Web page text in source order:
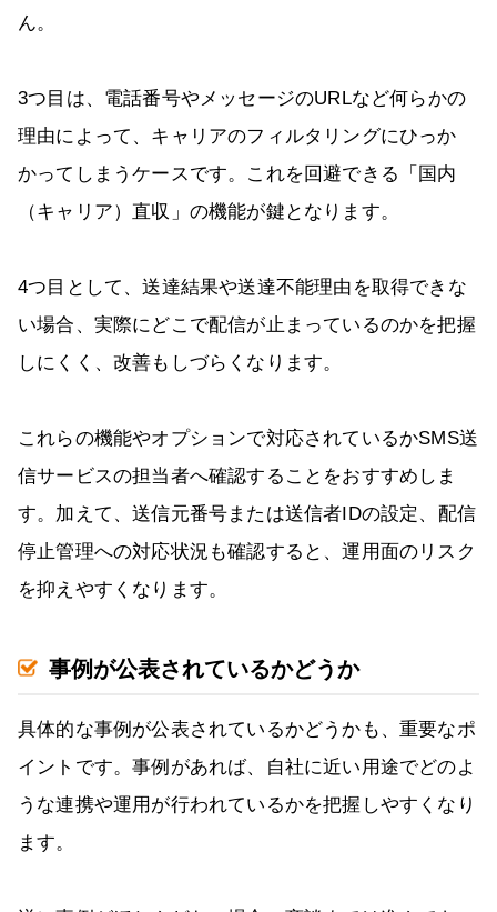
ん。
3つ目は、電話番号やメッセージのURLなど何らかの
理由によって、キャリアのフィルタリングにひっか
かってしまうケースです。これを回避できる「国内
（キャリア）直収」の機能が鍵となります。
4つ目として、送達結果や送達不能理由を取得できな
い場合、実際にどこで配信が止まっているのかを把握
しにくく、改善もしづらくなります。
これらの機能やオプションで対応されているかSMS送
信サービスの担当者へ確認することをおすすめしま
す。加えて、送信元番号または送信者IDの設定、配信
停止管理への対応状況も確認すると、運用面のリスク
を抑えやすくなります。
事例が公表されているかどうか
具体的な事例が公表されているかどうかも、重要なポ
イントです。事例があれば、自社に近い用途でどのよ
うな連携や運用が行われているかを把握しやすくなり
ます。